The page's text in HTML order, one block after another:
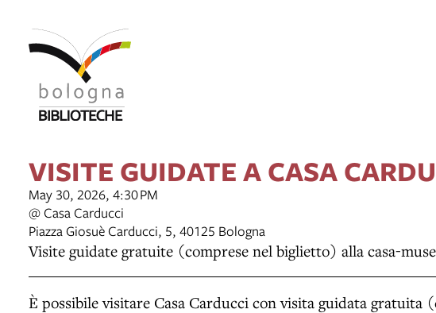
VISITE GUIDATE A CASA
May 30, 2026, 4:30 PM
@ Casa Carducci
Piazza Giosuè Carducci, 5, 40125 Bologna
Visite guidate gratuite (comprese nel biglietto) alla casa-
È possibile visitare Casa Carducci con visita guidata gratuita